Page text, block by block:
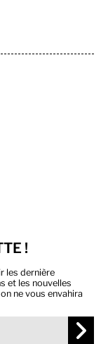
!
les dernière
et les nouvelles
ne vous envahira